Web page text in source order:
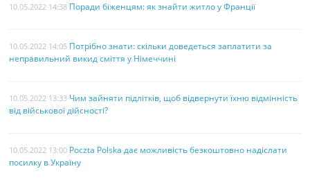
10.05.2022 14:38 Поради біженцям: як знайти житло у Франції
10.05.2022 14:05 Потрібно знати: скільки доведеться заплатити за
неправильний викид сміття у Німеччині
10.05.2022 13:33 Чим зайняти підлітків, щоб відвернути їхню відмінність
від військової дійсності?
10.05.2022 13:00 Poczta Polska дає можливість безкоштовно надіслати
посилку в Україну